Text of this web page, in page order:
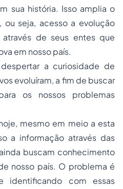
sua história. Isso amplia o
ou seja, acesso a evolução
de seus entes que
em nosso país.
a curiosidade de
evoluíram, a fim de buscar
os nossos problemas
mesmo em meio a esta
a informação através das
buscam conhecimento
nosso país. O problema é
identificando com essas